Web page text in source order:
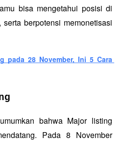
bisa mengetahui posisi di
berpotensi memonetisasi
pada 28 November, Ini 5 Cara
bahwa Major listing
Pada 8 November